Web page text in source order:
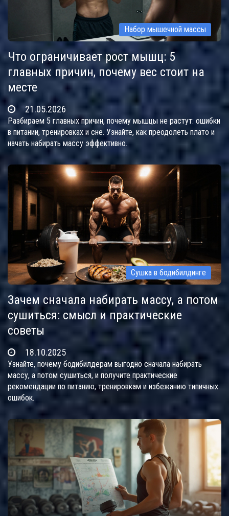
Набор мышечной массы
Что ограничивает рост мышц: 5
главных причин, почему вес стоит на
месте
21.05.2026
Разбираем 5 главных причин, почему мышцы не растут: ошибки
в питании, тренировках и сне. Узнайте, как преодолеть плато и
начать набирать массу эффективно.
Сушка в бодибилдинге
Зачем сначала набирать массу, а потом
сушиться: смысл и практические
советы
18.10.2025
Узнайте, почему бодибилдерам выгодно сначала набирать
массу, а потом сушиться, и получите практические
рекомендации по питанию, тренировкам и избежанию типичных
ошибок.